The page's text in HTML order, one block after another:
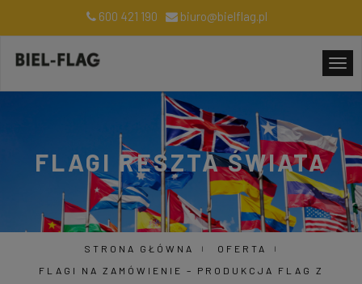
600 421 190 biuro@bielflag.pl
FLAGI RESZTA ŚWIATA
STRONA GŁÓWNA
OFERTA
FLAGI NA ZAMÓWIENIE – PRODUKCJA FLAG Z